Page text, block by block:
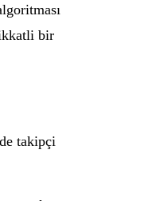
bir
takipçi